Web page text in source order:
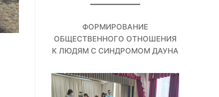
ФОРМИРОВАНИЕ
ОБЩЕСТВЕННОГО ОТНОШЕНИЯ
К ЛЮДЯМ С СИНДРОМОМ ДАУНА